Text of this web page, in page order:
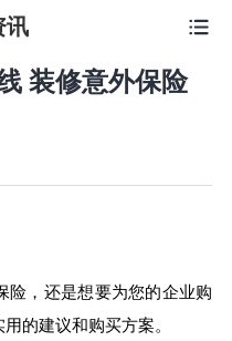
讯
装修意外保险
险，还是想要为您的企业购
的建议和购买方案。